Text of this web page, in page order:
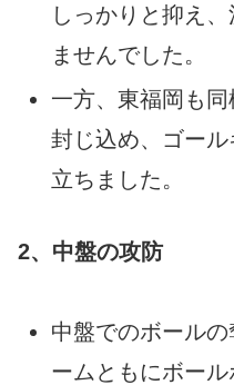
しっかりと抑え
ませんでした。
一方、東福岡も
封じ込め、ゴー
立ちました。
2、中盤の攻防
中盤でのボール
ームともにボー